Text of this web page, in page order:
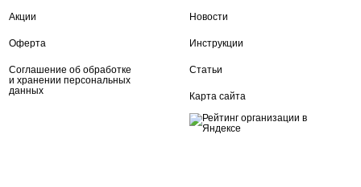
Акции
Оферта
Соглашение об обработке
и хранении персональных
данных
Новости
Инструкции
Статьи
Карта сайта